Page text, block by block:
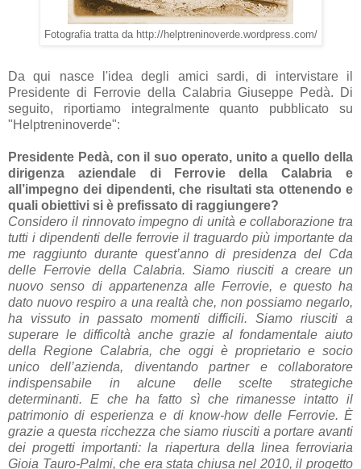
Fotografia tratta da http://helptreninoverde.wordpress.com/
Da qui nasce l'idea degli amici sardi, di intervistare il
Presidente di Ferrovie della Calabria Giuseppe Pedà. Di
seguito, riportiamo integralmente quanto pubblicato su
"Helptreninoverde":
Presidente Pedà, con il suo operato, unito a quello della
dirigenza aziendale di Ferrovie della Calabria e
all’impegno dei dipendenti, che risultati sta ottenendo e
quali obiettivi si è prefissato di raggiungere?
Considero il rinnovato impegno di unità e collaborazione tra
tutti i dipendenti delle ferrovie il traguardo più importante da
me raggiunto durante quest’anno di presidenza del Cda
delle Ferrovie della Calabria. Siamo riusciti a creare un
nuovo senso di appartenenza alle Ferrovie, e questo ha
dato nuovo respiro a una realtà che, non possiamo negarlo,
ha vissuto in passato momenti difficili. Siamo riusciti a
superare le difficoltà anche grazie al fondamentale aiuto
della Regione Calabria, che oggi è proprietario e socio
unico dell’azienda, diventando partner e collaboratore
indispensabile in alcune delle scelte strategiche
determinanti. E che ha fatto sì che rimanesse intatto il
patrimonio di esperienza e di know-how delle Ferrovie. È
grazie a questa ricchezza che siamo riusciti a portare avanti
dei progetti importanti: la riapertura della linea ferroviaria
Gioia Tauro-Palmi, che era stata chiusa nel 2010, il progetto